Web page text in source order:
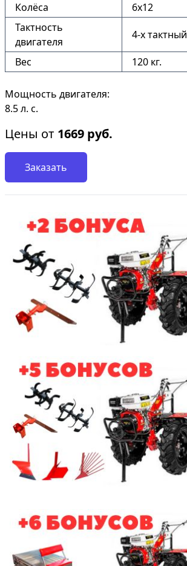
Колёса
6х12
Тактность
двигателя
4-х тактный
Вес 120 кг.
Мощность двигателя:
8.5 л. с.
Цены от 1669 руб.
Заказать